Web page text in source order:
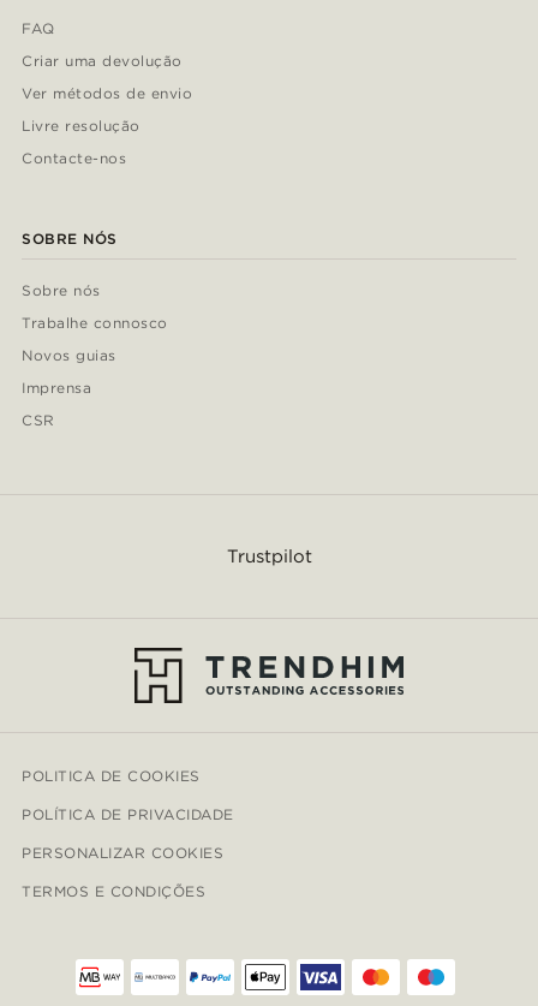
FAQ
Criar uma devolução
Ver métodos de envio
Livre resolução
Contacte-nos
SOBRE NÓS
Sobre nós
Trabalhe connosco
Novos guias
Imprensa
CSR
Trustpilot
POLITICA DE COOKIES
POLÍTICA DE PRIVACIDADE
PERSONALIZAR COOKIES
TERMOS E CONDIÇÕES